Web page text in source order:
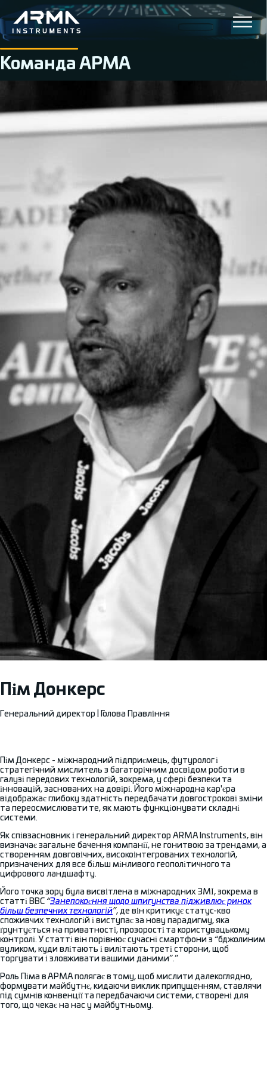
Команда АРМА
Пім Донкерс
Генеральний директор | Голова Правління
Пім Донкерс - міжнародний підприємець, футуролог і
стратегічний мислитель з багаторічним досвідом роботи в
галузі передових технологій, зокрема, у сфері безпеки та
інновацій, заснованих на довірі. Його міжнародна кар'єра
відображає глибоку здатність передбачати довгострокові зміни
та переосмислювати те, як мають функціонувати складні
системи.
Як співзасновник і генеральний директор ARMA Instruments, він
визначає загальне бачення компанії, не гонитвою за трендами, а
створенням довговічних, високоінтегрованих технологій,
призначених для все більш мінливого геополітичного та
цифрового ландшафту.
Його точка зору була висвітлена в міжнародних ЗМІ, зокрема в
статті BBC “Занепокоєння щодо шпигунства підживлює ринок
більш безпечних технологій”, де він критикує статус-кво
споживчих технологій і виступає за нову парадигму, яка
ґрунтується на приватності, прозорості та користувацькому
контролі. У статті він порівнює сучасні смартфони з “бджолиним
вуликом, куди влітають і вилітають треті сторони, щоб
торгувати і зловживати вашими даними”.”
Роль Піма в АРМА полягає в тому, щоб мислити далекоглядно,
формувати майбутнє, кидаючи виклик припущенням, ставлячи
під сумнів конвенції та передбачаючи системи, створені для
того, що чекає на нас у майбутньому.